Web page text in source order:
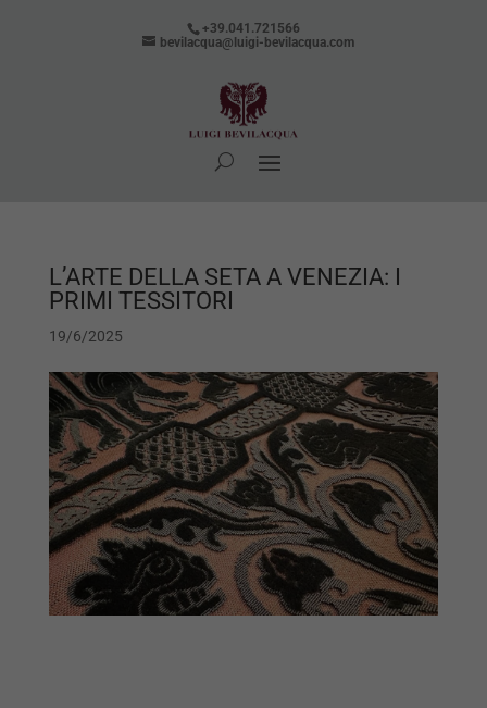
+39.041.721566
bevilacqua@luigi-bevilacqua.com
L’ARTE DELLA SETA A VENEZIA: I
PRIMI TESSITORI
19/6/2025